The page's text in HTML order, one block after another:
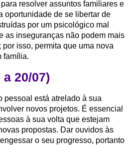
resolver assuntos familiares e
oportunidade de se libertar de
por um psicológico mal
as inseguranças não podem mais
por isso, permita que uma nova
família.
20/07)
pessoal está atrelado à sua
novos projetos. É essencial
à sua volta que estejam
propostas. Dar ouvidos às
o seu progresso, portanto